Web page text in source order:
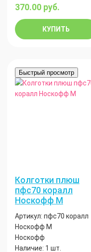
370.00 руб.
КУПИТЬ
Быстрый просмотр
Колготки плюш
пфс70 коралл
Носкофф М
Артикул: пфс70 коралл
Носкофф М
Носкофф
Наличие: 1 шт.